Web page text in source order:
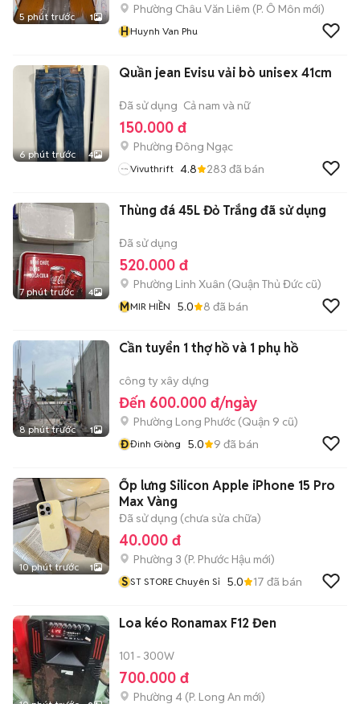
5 phút trước 1
Phường Châu Văn Liêm (P. Ô Môn mới)
HHuynh Van Phu
6 phút trước 4
Quần jean Evisu vải bò unisex 41cm
Đã sử dụng Cả nam và nữ
150.000 đ
Phường Đông Ngạc
Vivuthrift 4.8 283 đã bán
7 phút trước 4
Thùng đá 45L Đỏ Trắng đã sử dụng
Đã sử dụng
520.000 đ
Phường Linh Xuân (Quận Thủ Đức cũ)
MMIR HIỀN 5.0 8 đã bán
8 phút trước 1
Cần tuyển 1 thợ hồ và 1 phụ hồ
công ty xây dựng
Đến 600.000 đ/ngày
Phường Long Phước (Quận 9 cũ)
ĐĐinh Giòng 5.0 9 đã bán
10 phút trước 1
Ốp lưng Silicon Apple iPhone 15 Pro
Max Vàng
Đã sử dụng (chưa sửa chữa)
40.000 đ
Phường 3 (P. Phước Hậu mới)
S ST STORE Chuyên Sỉ 5.0 17 đã bán
Loa kéo Ronamax F12 Đen
101 - 300W
700.000 đ
Phường 4 (P. Long An mới)